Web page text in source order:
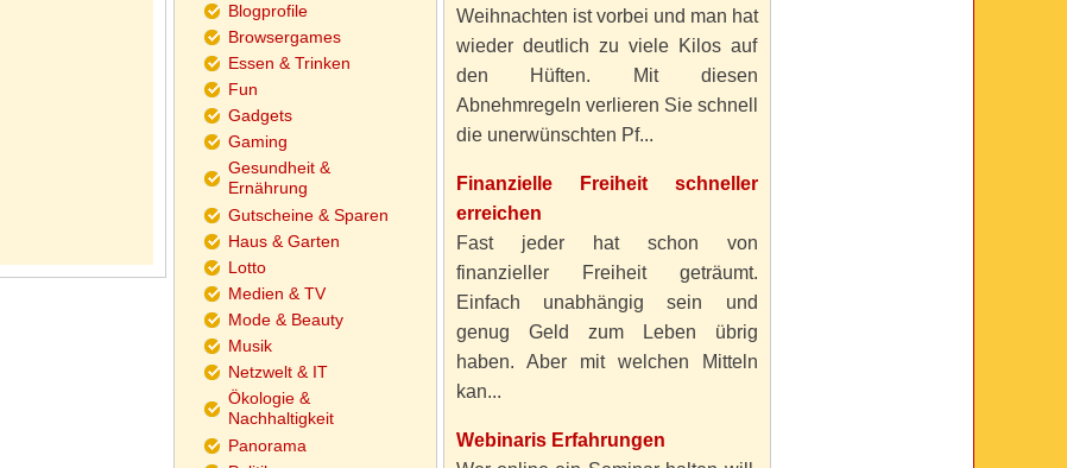
Weihnachten ist vorbei und man hat
wieder deutlich zu viele Kilos auf
den Hüften. Mit diesen
Abnehmregeln verlieren Sie schnell
die unerwünschten Pf...
Finanzielle Freiheit schneller
erreichen
Fast jeder hat schon von
finanzieller Freiheit geträumt.
Einfach unabhängig sein und
genug Geld zum Leben übrig
haben. Aber mit welchen Mitteln
kan...
Webinaris Erfahrungen
Blogprofile
Browsergames
Essen & Trinken
Fun
Gadgets
Gaming
Gesundheit &
Ernährung
Gutscheine & Sparen
Haus & Garten
Lotto
Medien & TV
Mode & Beauty
Musik
Netzwelt & IT
Ökologie &
Nachhaltigkeit
Panorama